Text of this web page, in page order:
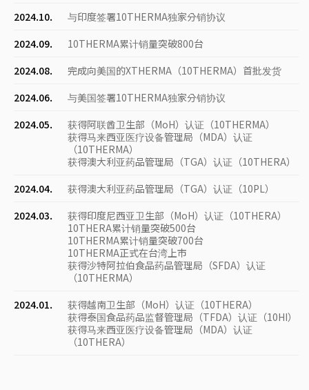
2024.10.
与印度签署10THERMA独家分销协议
2024.09.
10THERMA累计销量突破800台
2024.08.
完成向美国的XTHERMA（10THERMA）首批发货
2024.06.
与美国签署10THERMA独家分销协议
2024.05.
获得阿联酋卫生部（MoH）认证（10THERMA）
获得马来西亚医疗设备管理局（MDA）认证
（10THERMA）
获得澳大利亚药品管理局（TGA）认证（10THERA）
2024.04.
获得澳大利亚药品管理局（TGA）认证（10PL）
2024.03.
获得印度尼西亚卫生部（MoH）认证（10THERA）
10THERA累计销量突破500台
10THERMA累计销量突破700台
10THERMA正式在台湾上市
获得沙特阿拉伯食品药品管理局（SFDA）认证
（10THERMA）
2024.01.
获得越南卫生部（MoH）认证（10THERA）
获得泰国食品药品监督管理局（TFDA）认证（10HI）
获得马来西亚医疗设备管理局（MDA）认证
（10THERA）